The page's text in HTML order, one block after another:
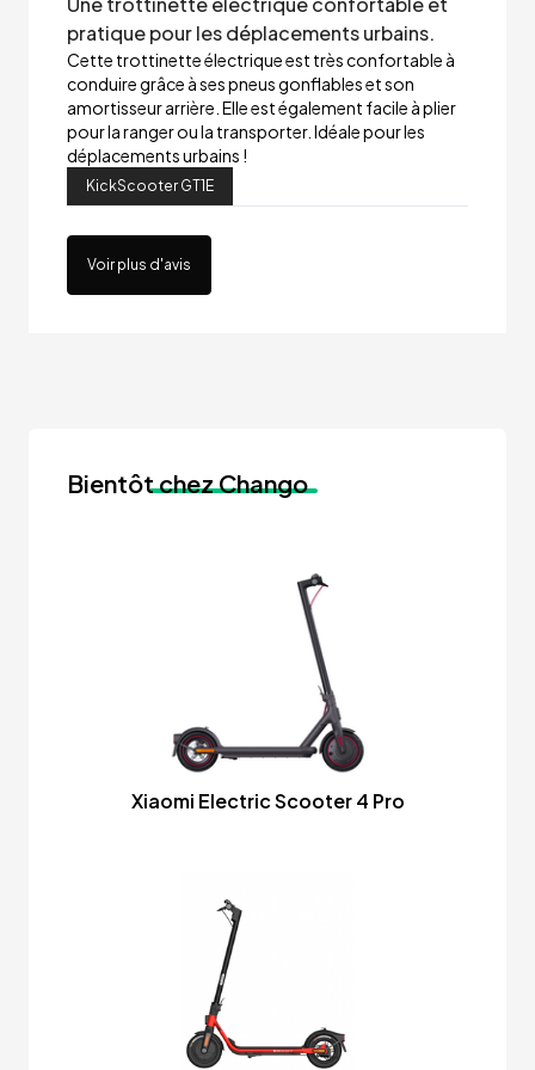
pratique pour les déplacements urbains.
Cette trottinette électrique est très confortable à
conduire grâce à ses pneus gonflables et son
amortisseur arrière. Elle est également facile à plier
pour la ranger ou la transporter. Idéale pour les
déplacements urbains !
KickScooter GT1E
Voir plus d'avis
Bientôtchez Chango
Xiaomi Electric Scooter 4 Pro